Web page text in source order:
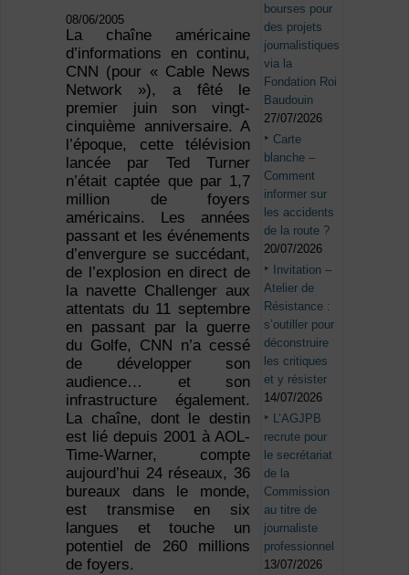
08/06/2005
La chaîne américaine
d’informations en continu,
CNN (pour « Cable News
Network »), a fêté le
premier juin son vingt-
cinquième anniversaire. A
l’époque, cette télévision
lancée par Ted Turner
n’était captée que par 1,7
million de foyers
américains. Les années
passant et les événements
d’envergure se succédant,
de l’explosion en direct de
la navette Challenger aux
attentats du 11 septembre
en passant par la guerre
du Golfe, CNN n’a cessé
de développer son
audience… et son
infrastructure également.
La chaîne, dont le destin
est lié depuis 2001 à AOL-
Time-Warner, compte
aujourd’hui 24 réseaux, 36
bureaux dans le monde,
est transmise en six
langues et touche un
potentiel de 260 millions
de foyers.
bourses pour
des projets
journalistiques
via la
Fondation Roi
Baudouin
27/07/2026
Carte
blanche –
Comment
informer sur
les accidents
de la route ?
20/07/2026
Invitation –
Atelier de
Résistance :
s’outiller pour
déconstruire
les critiques
et y résister
14/07/2026
L’AGJPB
recrute pour
le secrétariat
de la
Commission
au titre de
journaliste
professionnel
13/07/2026